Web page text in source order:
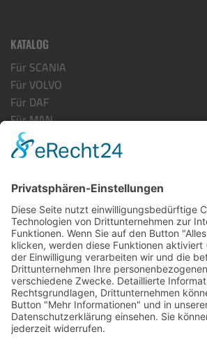
KATALOG
Für SCANIA
Für VOLVO
Für DAF
Für MAN
Für ACTROS MP-4
Für RENAULT
INFORMATION
Versandarten
Zahlungsarten
Kontakt
Vertrag widerrufen
© 2026 Truck-Interrior.de. Alle rechte